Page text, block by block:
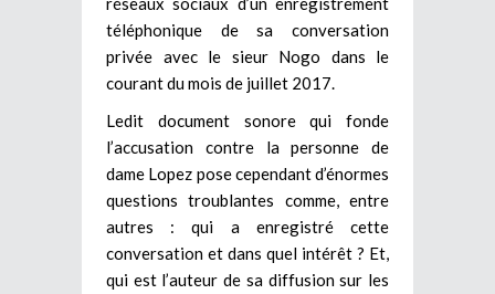
téléphonique de sa conversation
privée avec le sieur Nogo dans le
courant du mois de juillet 2017.
Ledit document sonore qui fonde
l’accusation contre la personne de
dame Lopez pose cependant d’énormes
questions troublantes comme, entre
autres : qui a enregistré cette
conversation et dans quel intérêt ? Et,
qui est l’auteur de sa diffusion sur les